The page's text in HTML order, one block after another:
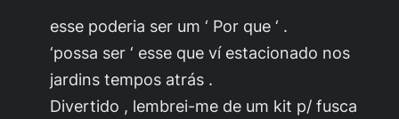
esse poderia ser um ‘ Por que ‘ .
‘possa ser ‘ esse que ví estacionado nos
jardins tempos atrás .
Divertido , lembrei-me de um kit p/ fusca